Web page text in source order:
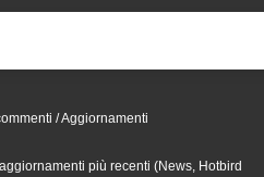
/ Aggiornamenti
più recenti (News, Hotbird